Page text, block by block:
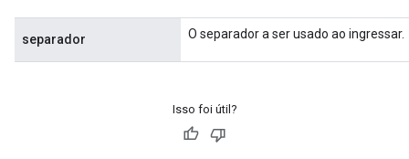
separador O separador a ser usado ao ingressar.
Isso foi útil?